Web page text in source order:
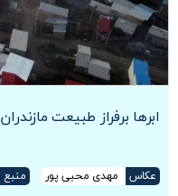
ابرها برفراز طبیعت مازندران
عکاس مهدی محبی پور منبع